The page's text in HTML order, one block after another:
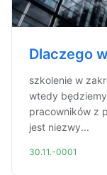
Dlaczego
szkolenie w
wtedy
pracowników z
jest niezwy...
30.11.-0001